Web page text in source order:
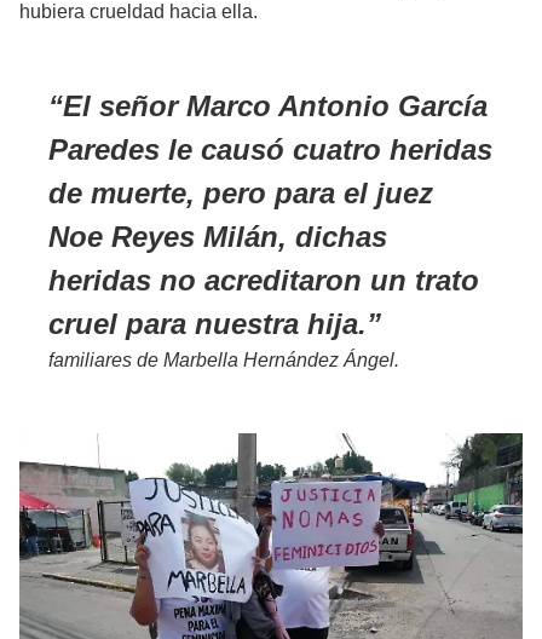
hubiera crueldad hacia ella.
El señor Marco Antonio García
Paredes le causó cuatro heridas
de muerte, pero para el juez
Noe Reyes Milán, dichas
heridas no acreditaron un trato
cruel para nuestra hija.
familiares de Marbella Hernández Ángel.